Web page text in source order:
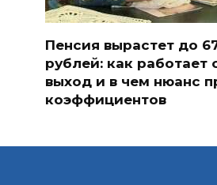
Пенсия вырастет до
рублей: как работает
выход и в чем нюанс
коэффициентов